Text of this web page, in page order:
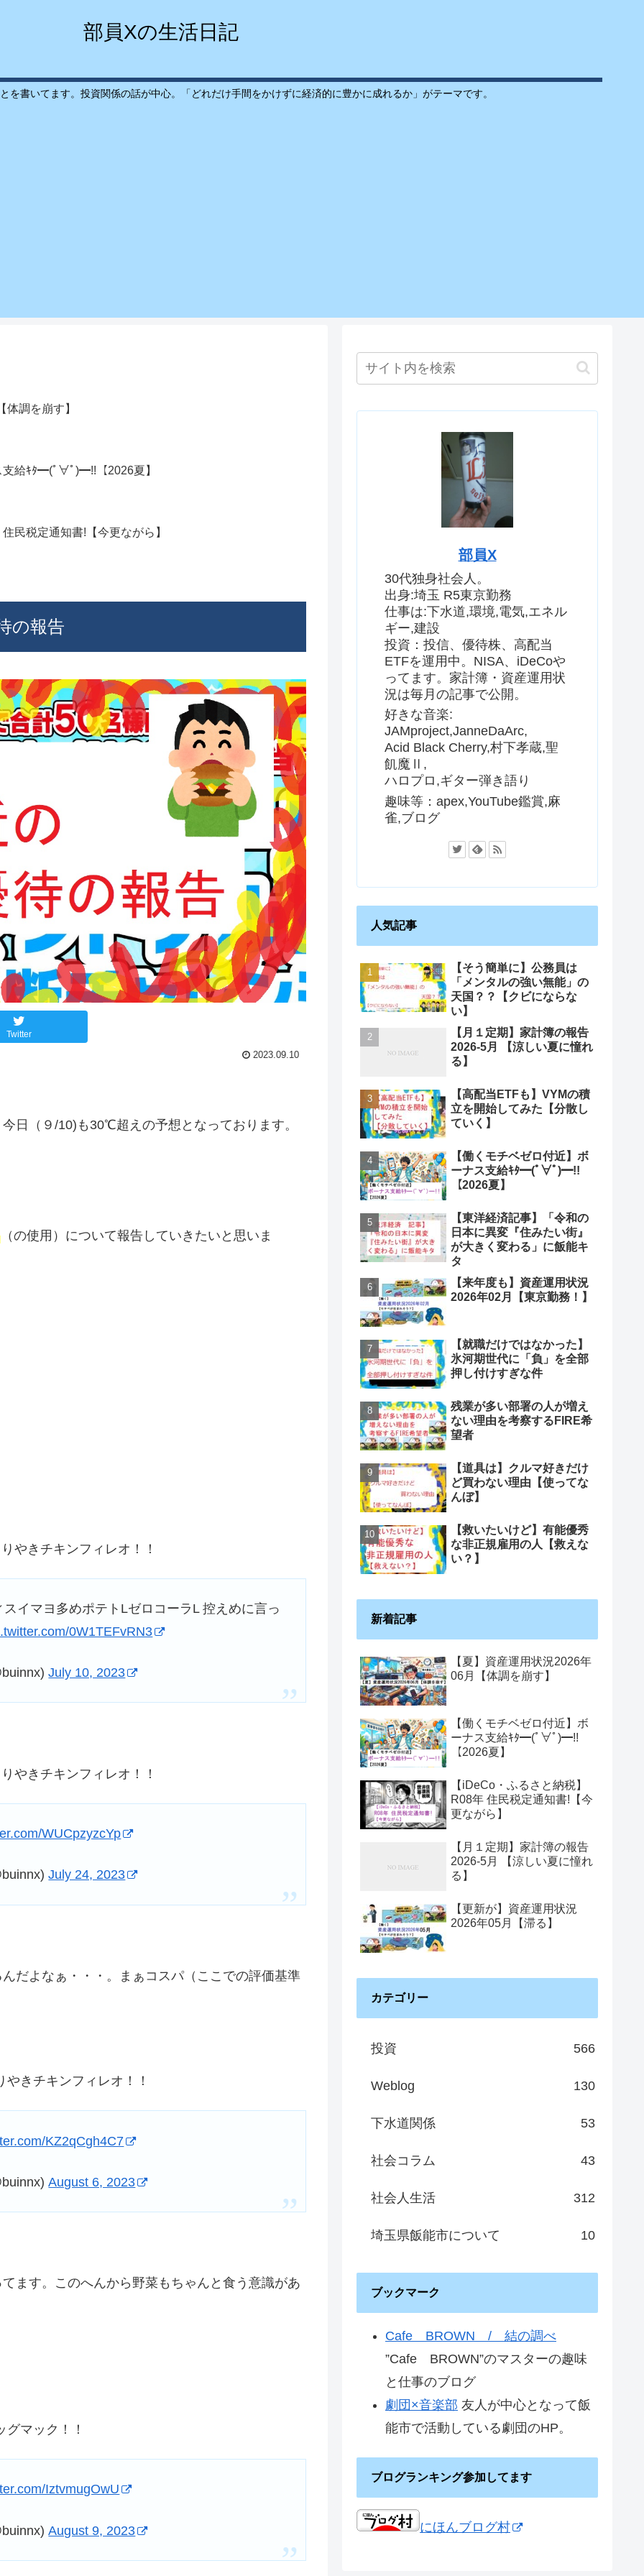
部員Xの生活日記
書いてます。投資関係の話が中心。「どれだけ手間をかけずに経済的に豊かに成れるか」がテーマです。
調を崩す】
支給ｷﾀ━(ﾟ∀ﾟ)━!!【2026夏】
民税定通知書!【今更ながら】
の報告
Twitter
2023.09.10
日（９/10)も30℃超えの予想となっております。
（の使用）について報告していきたいと思いま
きチキンフィレオ！！
イマヨ多めポテトLゼロコーラL 控えめに言っ
0W1TEFvRN3
July 10, 2023
きチキンフィレオ！！
WUCpzyzcYp
July 24, 2023
だよなぁ・・・。まぁコスパ（ここでの評価基準
きチキンフィレオ！！
KZ2qCgh4C7
August 6, 2023
ます。このへんから野菜もちゃんと食う意識があ
マック！！
IztvmugOwU
August 9, 2023
部員X
30代独身社会人。
出身:埼玉 R5東京勤務
仕事は:下水道,環境,電気,エネル
ギー,建設
投資：投信、優待株、高配当
ETFを運用中。NISA、iDeCoや
ってます。家計簿・資産運用状
況は毎月の記事で公開。
好きな音楽:
JAMproject,JanneDaArc,
Acid Black Cherry,村下孝蔵,聖
飢魔Ⅱ,
ハロプロ,ギター弾き語り
趣味等：apex,YouTube鑑賞,麻
雀,ブログ
人気記事
【そう簡単に】公務員は
「メンタルの強い無能」の
天国？？【クビにならな
い】
【月１定期】家計簿の報告
2026-5月 【涼しい夏に憧れ
る】
【高配当ETFも】VYMの積
立を開始してみた【分散し
ていく】
【働くモチベゼロ付近】ボ
ーナス支給ｷﾀ━(ﾟ∀ﾟ)━!!
【2026夏】
【東洋経済記事】「令和の
日本に異変『住みたい街』
が大きく変わる」に飯能キ
タ
【来年度も】資産運用状況
2026年02月【東京勤務！】
【就職だけではなかった】
氷河期世代に「負」を全部
押し付けすぎな件
残業が多い部署の人が増え
ない理由を考察するFIRE希
望者
【道具は】クルマ好きだけ
ど買わない理由【使ってな
んぼ】
【救いたいけど】有能優秀
な非正規雇用の人【救えな
い？】
新着記事
【夏】資産運用状況2026年
06月【体調を崩す】
【働くモチベゼロ付近】ボ
ーナス支給ｷﾀ━(ﾟ∀ﾟ)━!!
【2026夏】
【iDeCo・ふるさと納税】
R08年 住民税定通知書!【今
更ながら】
【月１定期】家計簿の報告
2026-5月 【涼しい夏に憧れ
る】
【更新が】資産運用状況
2026年05月【滞る】
カテゴリー
投資 566
Weblog 130
下水道関係 53
社会コラム 43
社会人生活 312
埼玉県飯能市について 10
ブックマーク
Cafe BROWN / 結の調べ
”Cafe BROWN”のマスターの趣味
と仕事のブログ
劇団×音楽部 友人が中心となって飯
能市で活動している劇団のHP。
ブログランキング参加してます
にほんブログ村